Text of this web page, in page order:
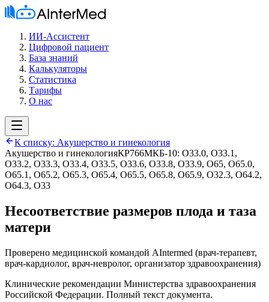
ИИ-Ассистент
Цифровой пациент
База знаний
Калькуляторы
Статистика
Тарифы
О нас
К списку: Акушерство и гинекология
Акушерство и гинекологияКР766МКБ-10: O33.0, O33.1,
O33.2, O33.3, O33.4, O33.5, O33.6, O33.8, O33.9, O65, O65.0,
O65.1, O65.2, O65.3, O65.4, O65.5, O65.8, O65.9, O32.3, O64.2,
O64.3, O33
Несоответствие размеров плода и таза
матери
Проверено медицинской командой AIntermed (врач-терапевт,
врач-кардиолог, врач-невролог, организатор здравоохранения)
Клинические рекомендации Министерства здравоохранения
Российской Федерации. Полный текст документа.